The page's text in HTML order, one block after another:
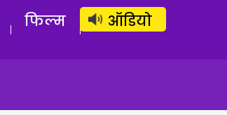
लॉग इन सब्सक्राइब करें
फिल्म ऑडियो